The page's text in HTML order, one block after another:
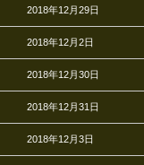
2018年12月29日
2018年12月2日
2018年12月30日
2018年12月31日
2018年12月3日